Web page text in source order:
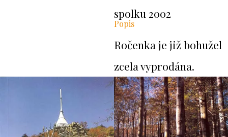
spolku 2002
Popis
Ročenka je již bohužel
zcela vyprodána.